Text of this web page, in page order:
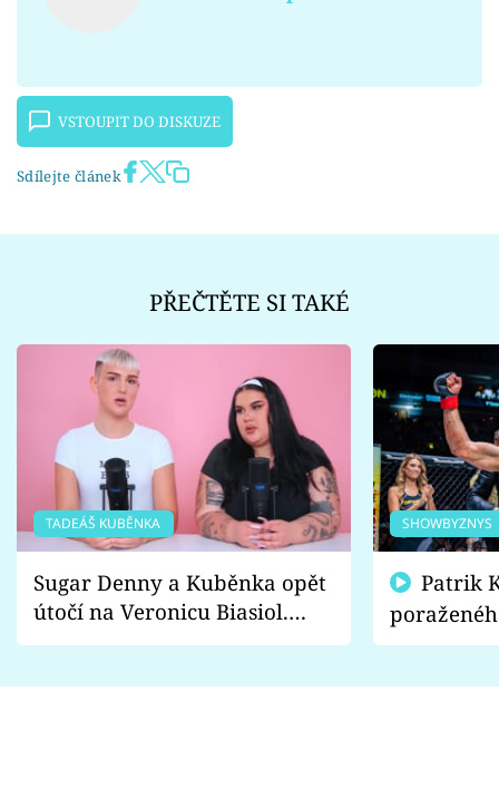
VSTOUPIT DO DISKUZE
Sdílejte článek
PŘEČTĚTE SI TAKÉ
TADEÁŠ KUBĚNKA
Sugar Denny a Kuběnka opět
útočí na Veronicu Biasiol.
Proč je podle nich falešná a
SHOWBYZNYS
fanoušci